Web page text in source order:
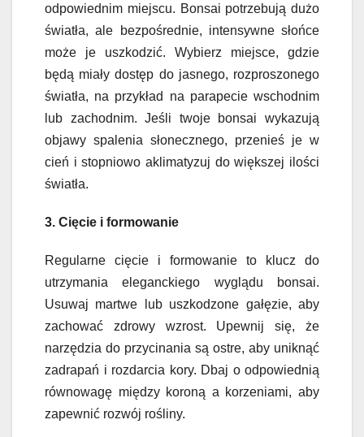
odpowiednim miejscu. Bonsai potrzebują dużo
światła, ale bezpośrednie, intensywne słońce
może je uszkodzić. Wybierz miejsce, gdzie
będą miały dostęp do jasnego, rozproszonego
światła, na przykład na parapecie wschodnim
lub zachodnim. Jeśli twoje bonsai wykazują
objawy spalenia słonecznego, przenieś je w
cień i stopniowo aklimatyzuj do większej ilości
światła.
3. Cięcie i formowanie
Regularne cięcie i formowanie to klucz do
utrzymania eleganckiego wyglądu bonsai.
Usuwaj martwe lub uszkodzone gałęzie, aby
zachować zdrowy wzrost. Upewnij się, że
narzędzia do przycinania są ostre, aby uniknąć
zadrapań i rozdarcia kory. Dbaj o odpowiednią
równowagę między koroną a korzeniami, aby
zapewnić rozwój rośliny.